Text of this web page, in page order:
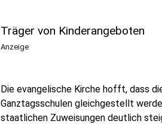
Träger von Kinderangeboten
Anzeige
Die evangelische Kirche hofft, dass
Ganztagsschulen gleichgestellt
staatlichen Zuweisungen deutlich